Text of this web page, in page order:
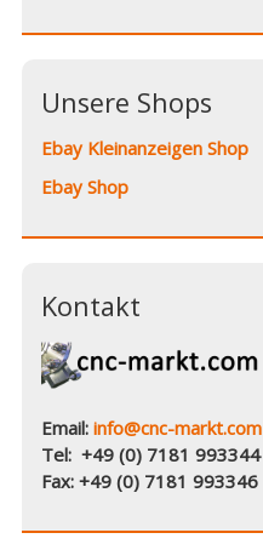
Unsere Shops
Ebay Kleinanzeigen Shop
Ebay Shop
Kontakt
Email:info@cnc-markt.com
Tel: +49 (0) 7181 993344
Fax: +49 (0) 7181 993346